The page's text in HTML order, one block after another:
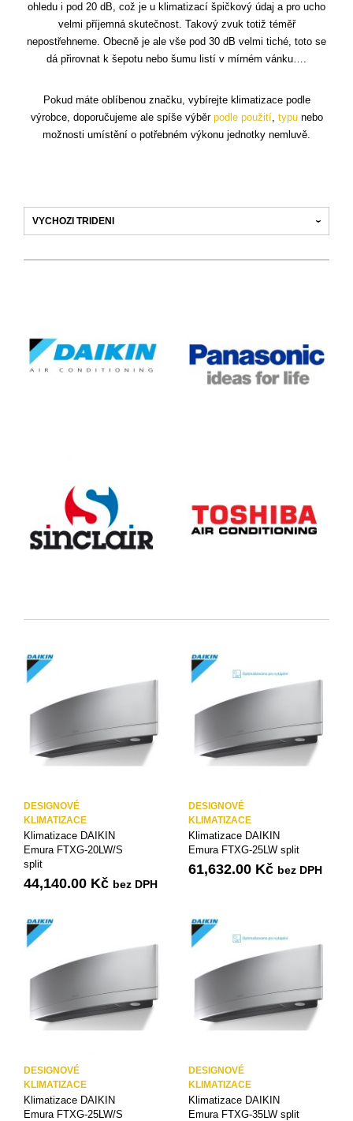
ohledu i pod 20 dB, což je u klimatizací špičkový údaj a pro ucho
velmi příjemná skutečnost. Takový zvuk totiž téměř
nepostřehneme. Obecně je ale vše pod 30 dB velmi tiché, toto se
dá přirovnat k šepotu nebo šumu listí v mírném vánku….
Pokud máte oblíbenou značku, vybírejte klimatizace podle
výrobce, doporučujeme ale spíše výběr podle použití, typunebo
možnosti umístění o potřebném výkonu jednotky nemluvě.
DESIGNOVÉ
KLIMATIZACE
Klimatizace DAIKIN
Emura FTXG-20LW/S
split
44,140.00 Kč bez DPH
DESIGNOVÉ
KLIMATIZACE
Klimatizace DAIKIN
Emura FTXG-25LW split
61,632.00 Kč bez DPH
DESIGNOVÉ
KLIMATIZACE
Klimatizace DAIKIN
Emura FTXG-25LW/S
DESIGNOVÉ
KLIMATIZACE
Klimatizace DAIKIN
Emura FTXG-35LW split